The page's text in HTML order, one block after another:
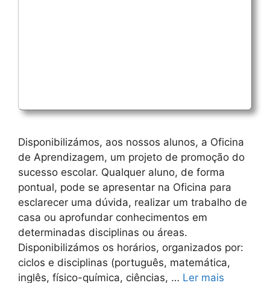
Disponibilizámos, aos nossos alunos, a Oficina
de Aprendizagem, um projeto de promoção do
sucesso escolar. Qualquer aluno, de forma
pontual, pode se apresentar na Oficina para
esclarecer uma dúvida, realizar um trabalho de
casa ou aprofundar conhecimentos em
determinadas disciplinas ou áreas.
Disponibilizámos os horários, organizados por:
ciclos e disciplinas (português, matemática,
inglês, físico-química, ciências, … Ler mais